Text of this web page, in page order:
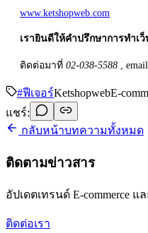
www.ketshopweb.com
เรายินดีให้คำปรึกษาการทำเ
ติดต่อมาที่ 02-038-5588 ,
#ฟีเจอร์KetshopwebE-
แชร์:
กลับหน้าบทความทั้งหมด
ติดตามข่าวสาร
อัปเดตเทรนด์ E-commerce
ติดต่อเรา